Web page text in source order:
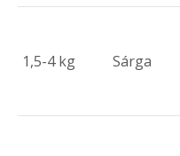
1,5-4 kg Sárga